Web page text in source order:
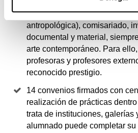
(casi con el mismo peso)
legislación, crítica (incluyendo
antropológica), comisariado,
documental y material,
arte contemporáneo. Para
profesoras y profesores
reconocido prestigio.
14 convenios firmados con
realización de prácticas
trata de instituciones, galerías
alumnado puede completar